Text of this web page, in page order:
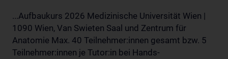
...Aufbaukurs 2026 Medizinische Universität Wien |
1090 Wien, Van Swieten Saal und Zentrum für
Anatomie Max. 40 Teilnehmer:innen gesamt bzw. 5
Teilnehmer:innen je Tutor:in bei Hands-